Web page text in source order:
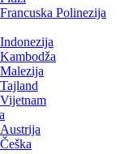
Francuska Polinezija
Indonezija
Kambodža
Malezija
Tajland
Vijetnam
Austrija
Češka